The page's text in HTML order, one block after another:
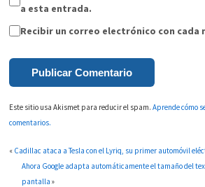
a esta entrada.
Recibir un correo electrónico con cada
Este sitio usa Akismet para reducir el spam.Aprende cómo
comentarios.
« Cadillac ataca a Tesla con el Lyriq, su primer automóvil
Ahora Google adapta automáticamente el tamaño del
pantalla »